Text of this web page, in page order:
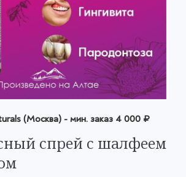
(Москва) - мин. заказ 4 000 ₽
спрей с шалфеем